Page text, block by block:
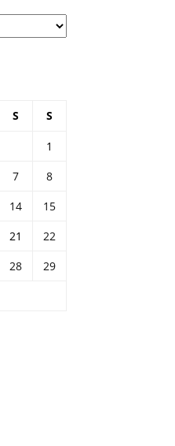
S S
1
7
8
14
15
21
22
28
29